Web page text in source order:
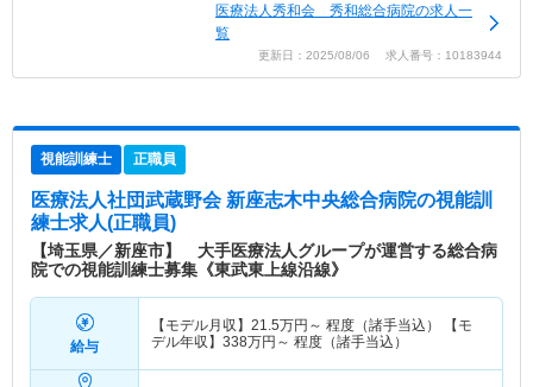
医療法人秀和会 秀和総合病院の求人一
覧
更新日：2025/08/06 求人番号：10183944
視能訓練士 正職員
医療法人社団武蔵野会 新座志木中央総合病院の視能訓
練士求人(正職員)
【埼玉県／新座市】 大手医療法人グループが運営する総合病
院での視能訓練士募集《東武東上線沿線》
給与
【モデル月収】 21.5万円～ 程度（諸手当込） 【モ
デル年収】 338万円～ 程度（諸手当込）